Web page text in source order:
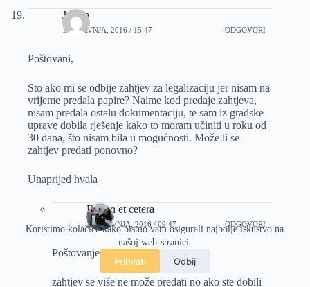
Koristimo kolačiće kako bismo vam osigurali najbolje iskustvo na
našoj web-stranici.
Prihvati Odbij
Jelena
18 TRAVNJA, 2016 / 15:47 ODGOVORI
Poštovani,
Sto ako mi se odbije zahtjev za legalizaciju jer nisam na
vrijeme predala papire? Naime kod predaje zahtjeva,
nisam predala ostalu dokumentaciju, te sam iz gradske
uprave dobila rješenje kako to moram učiniti u roku od
30 dana, što nisam bila u mogućnosti. Može li se
zahtjev predati ponovno?
Unaprijed hvala
Dizajn et cetera
19 TRAVNJA, 2016 / 09:47 ODGOVORI
Poštovanje gđo Jelena,
zahtjev se više ne može predati no ako ste dobili